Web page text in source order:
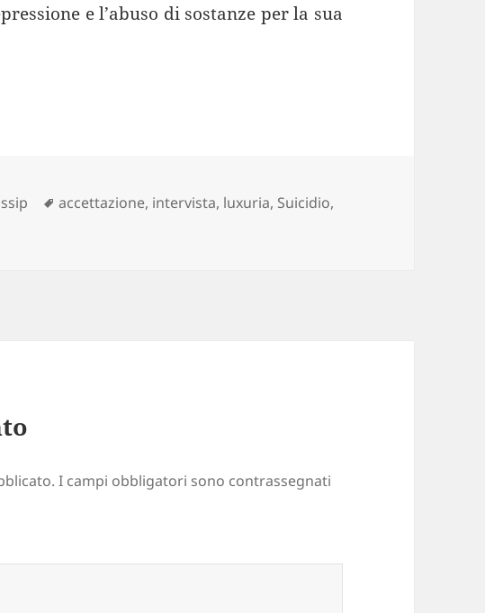
e l’abuso di sostanze per la sua
Tag
accettazione, intervista, luxuria, Suicidio,
I campi obbligatori sono contrassegnati